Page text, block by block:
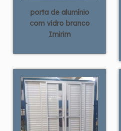
porta de alumínio
com vidro branco
Imirim